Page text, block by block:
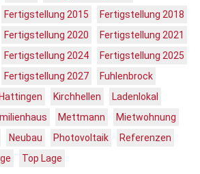
Fertigstellung 2015
Fertigstellung 2018
Fertigstellung 2020
Fertigstellung 2021
Fertigstellung 2024
Fertigstellung 2025
Fertigstellung 2027
Fuhlenbrock
Hattingen Kirchhellen
Ladenlokal
Mettmann
Mietwohnung
Neubau Photovoltaik
Referenzen
Top Lage